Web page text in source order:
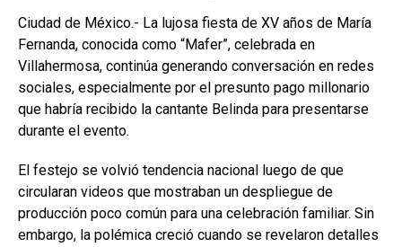
Ciudad de México.- La lujosa fiesta de XV años de María
Fernanda, conocida como “Mafer”, celebrada en
Villahermosa, continúa generando conversación en redes
sociales, especialmente por el presunto pago millonario
que habría recibido la cantante Belinda para presentarse
durante el evento.
El festejo se volvió tendencia nacional luego de que
circularan videos que mostraban un despliegue de
producción poco común para una celebración familiar. Sin
embargo, la polémica creció cuando se revelaron detalles